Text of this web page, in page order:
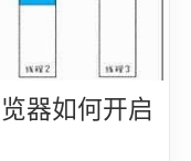
器如何开启